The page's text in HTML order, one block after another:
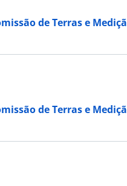
de Terras e
de Terras e